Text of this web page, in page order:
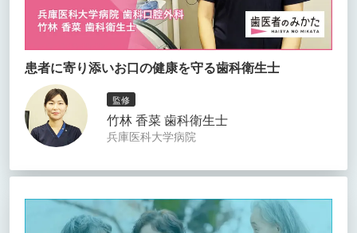
患者に寄り添いお口の健康を守る歯科衛生士
監修
竹林 香菜 歯科衛生士
兵庫医科大学病院